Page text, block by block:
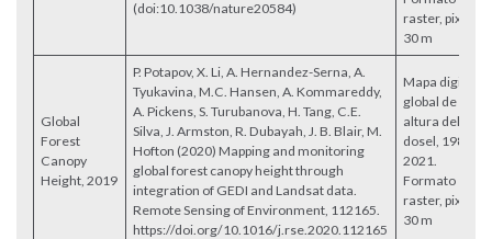
(doi:10.1038/nature20584)
raster, pixel
30 m
Global
Forest
Canopy
Height, 2019
P. Potapov, X. Li, A. Hernandez-Serna, A.
Tyukavina, M.C. Hansen, A. Kommareddy,
A. Pickens, S. Turubanova, H. Tang, C.E.
Silva, J. Armston, R. Dubayah, J. B. Blair, M.
Hofton (2020) Mapping and monitoring
global forest canopy height through
integration of GEDI and Landsat data.
Remote Sensing of Environment, 112165.
https://doi.org/10.1016/j.rse.2020.112165
Mapa digital
global de
altura del
dosel, 1984-
2021.
Formato
raster, pixel
30 m